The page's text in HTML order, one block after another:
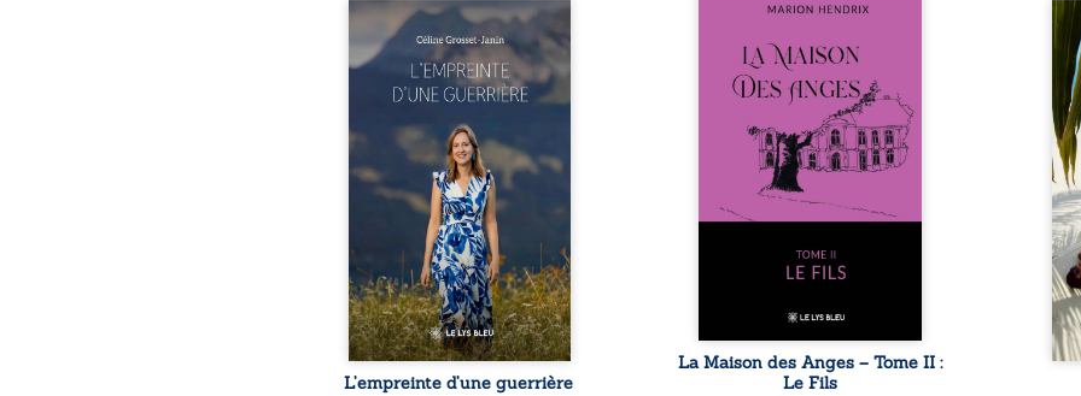
Que reste-t-il de l’enfance
lorsque la maladie impose ses
propres règles ? L’empreinte
d’une guerrière livre, sans
détour, le récit d’un quotidien
bouleversé par la maladie
chronique, l’errance médicale
et de longues hospitalisations.
L’auteure y raconte ce que les
dossiers médicaux taisent : la
peur, l’isolement, l’épuisement
et le sentiment de ne pas ...
L’empreinte d’une guerrière
Nous sommes en 1979, soit 15
patriarche Anatole-Eustache.
La famille devra affronter non
seulement un inconnu qui rôde
autour du domaine et dont
Firmin, le fidèle majordome,
redoute les visites, le passé
encombrant d’Anatole-
Eustache, la malédiction
familiale, mais aussi la toute-
comment dompter cet enfant
avant qu’il ...
La Maison des Anges – Tome II :
Le Fils
Au
eux,